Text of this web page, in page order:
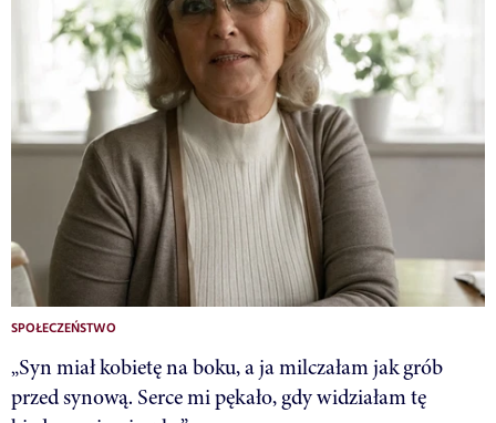
SPOŁECZEŃSTWO
„Syn miał kobietę na boku, a ja milczałam jak grób
przed synową. Serce mi pękało, gdy widziałam tę